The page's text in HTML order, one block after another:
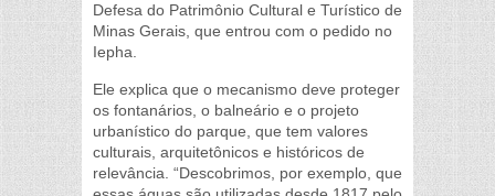
Defesa do Patrimônio Cultural e Turístico de
Minas Gerais, que entrou com o pedido no
Iepha.
Ele explica que o mecanismo deve proteger
os fontanários, o balneário e o projeto
urbanístico do parque, que tem valores
culturais, arquitetônicos e históricos de
relevância. “Descobrimos, por exemplo, que